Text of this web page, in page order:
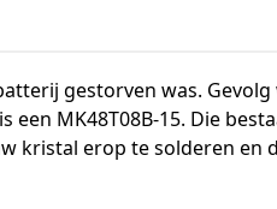
gestorven was.
een MK48T08B-15. Die
kristal erop te solderen en